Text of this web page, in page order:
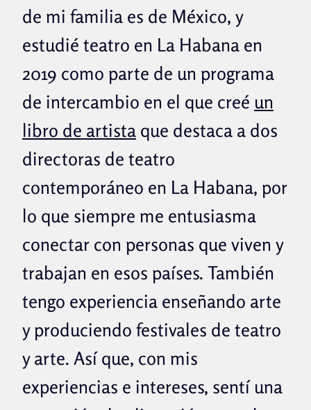
de mi familia es de México, y
estudié teatro en La Habana en
2019 como parte de un programa
de intercambio en el que creé un
libro de artista que destaca a dos
directoras de teatro
contemporáneo en La Habana, por
lo que siempre me entusiasma
conectar con personas que viven y
trabajan en esos países. También
tengo experiencia enseñando arte
y produciendo festivales de teatro
y arte. Así que, con mis
experiencias e intereses, sentí una